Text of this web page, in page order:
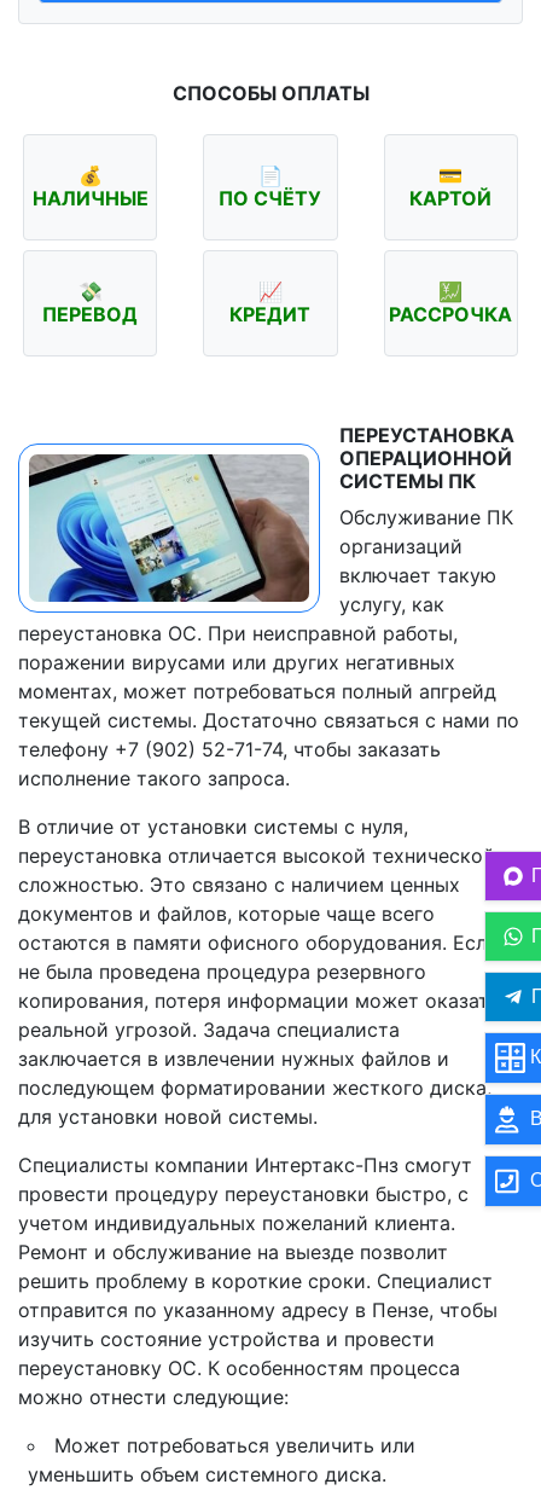
СПОСОБЫ ОПЛАТЫ
💰
НАЛИЧНЫЕ
📄
ПО СЧЁТУ
💳
КАРТОЙ
💸
ПЕРЕВОД
📈
КРЕДИТ
💹
РАССРОЧКА
ПЕРЕУСТАНОВКА
ОПЕРАЦИОННОЙ
СИСТЕМЫ ПК
Обслуживание ПК
организаций
включает такую
услугу, как
переустановка ОС. При неисправной работы,
поражении вирусами или других негативных
моментах, может потребоваться полный апгрейд
текущей системы. Достаточно связаться с нами по
телефону +7 (902) 52-71-74, чтобы заказать
исполнение такого запроса.
В отличие от установки системы с нуля,
переустановка отличается высокой технической
сложностью. Это связано с наличием ценных
документов и файлов, которые чаще всего
остаются в памяти офисного оборудования. Если
не была проведена процедура резервного
копирования, потеря информации может оказаться
реальной угрозой. Задача специалиста
заключается в извлечении нужных файлов и
последующем форматировании жесткого диска,
для установки новой системы.
Специалисты компании Интертакс-Пнз смогут
провести процедуру переустановки быстро, с
учетом индивидуальных пожеланий клиента.
Ремонт и обслуживание на выезде позволит
решить проблему в короткие сроки. Специалист
отправится по указанному адресу в Пензе, чтобы
изучить состояние устройства и провести
переустановку ОС. К особенностям процесса
можно отнести следующие:
Может потребоваться увеличить или
уменьшить объем системного диска.